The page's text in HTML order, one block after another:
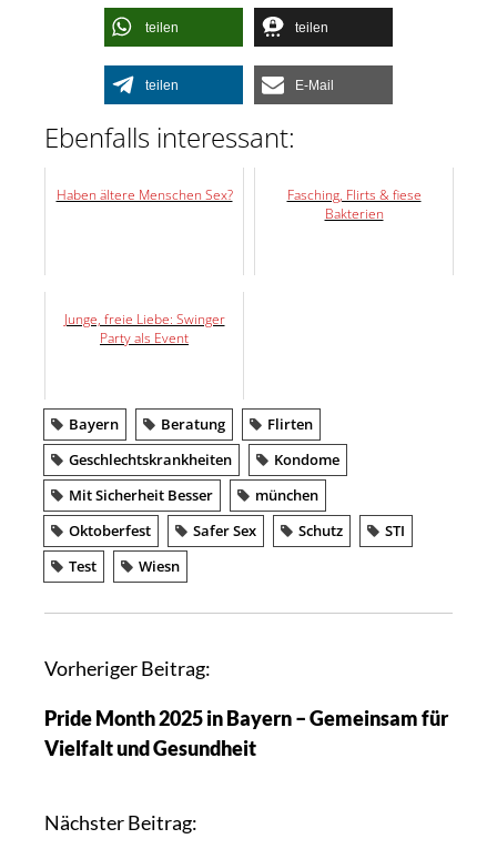
teilen teilen
teilen E-Mail
Ebenfalls interessant:
Haben ältere Menschen Sex?
Fasching, Flirts & fiese
Bakterien
Junge, freie Liebe: Swinger
Party als Event
Bayern Beratung
Flirten
Geschlechtskrankheiten
Kondome
Mit Sicherheit Besser
münchen
Oktoberfest
Safer Sex Schutz
STI
Test
Wiesn
B
i
t
a
Vorheriger Beitrag:
Pride Month 2025 in Bayern – Gemeinsam für
Vielfalt und Gesundheit
Nächster Beitrag: